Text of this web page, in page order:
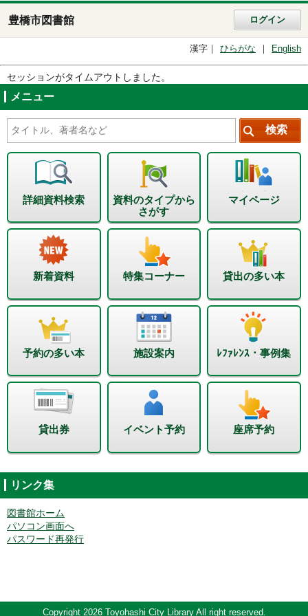
豊橋市図書館 ログイン
漢字 ひらがな English
セッションがタイムアウトしました。
メニュー
詳細資料検索
資料のタイプから
さがす
マイページ
新着資料 特集コーナー 貸出の多い本
予約の多い本 施設案内 ﾚﾌｧﾚﾝｽ・事例集
貸出券 イベント予約 座席予約
リンク集
図書館ホーム
パソコン画面へ
パスワード再発行
Copyright 2026 Toyohashi City Library All right reserved.